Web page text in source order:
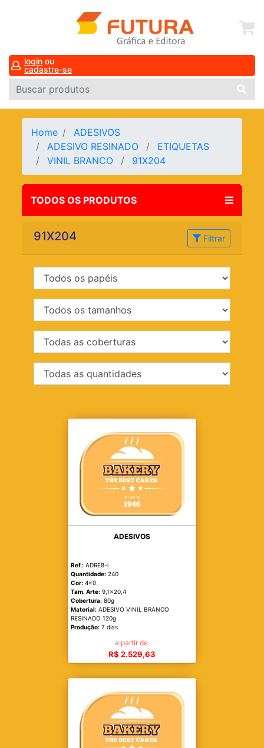
login ou
cadastre-se
Home
ADESIVOS
ADESIVO RESINADO
ETIQUETAS
VINIL BRANCO
91X204
TODOS OS PRODUTOS
91X204 Filtrar
ADESIVOS
Ref.: ADRE8-i
Quantidade: 240
Cor: 4x0
Tam. Arte: 9,1x20,4
Cobertura: 80g
Material: ADESIVO VINIL BRANCO
RESINADO 120g
Produção: 7 dias
a partir de:
R$ 2.529,63